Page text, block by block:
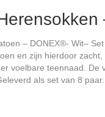
– DONEX®- Wit–
en zijn hierdoor
voelbare teennaad.
als set van 8 paar.